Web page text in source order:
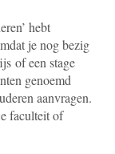
hebt
je nog bezig
of een stage
genoemd
aanvragen.
faculteit of